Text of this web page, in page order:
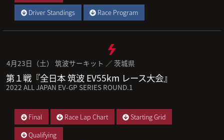
Driver Standings
Race Program
4月23日（土） 筑波サーキット ／ 茨城県
第１戦『全日本 筑波 EV55km レース大会』
2022 ALL JAPAN EV-GP SERIES ROUND.1
Final Race Lap Chart
Starting Grid
Qualifying